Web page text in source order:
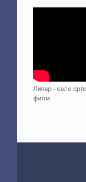
Липар - село
филм